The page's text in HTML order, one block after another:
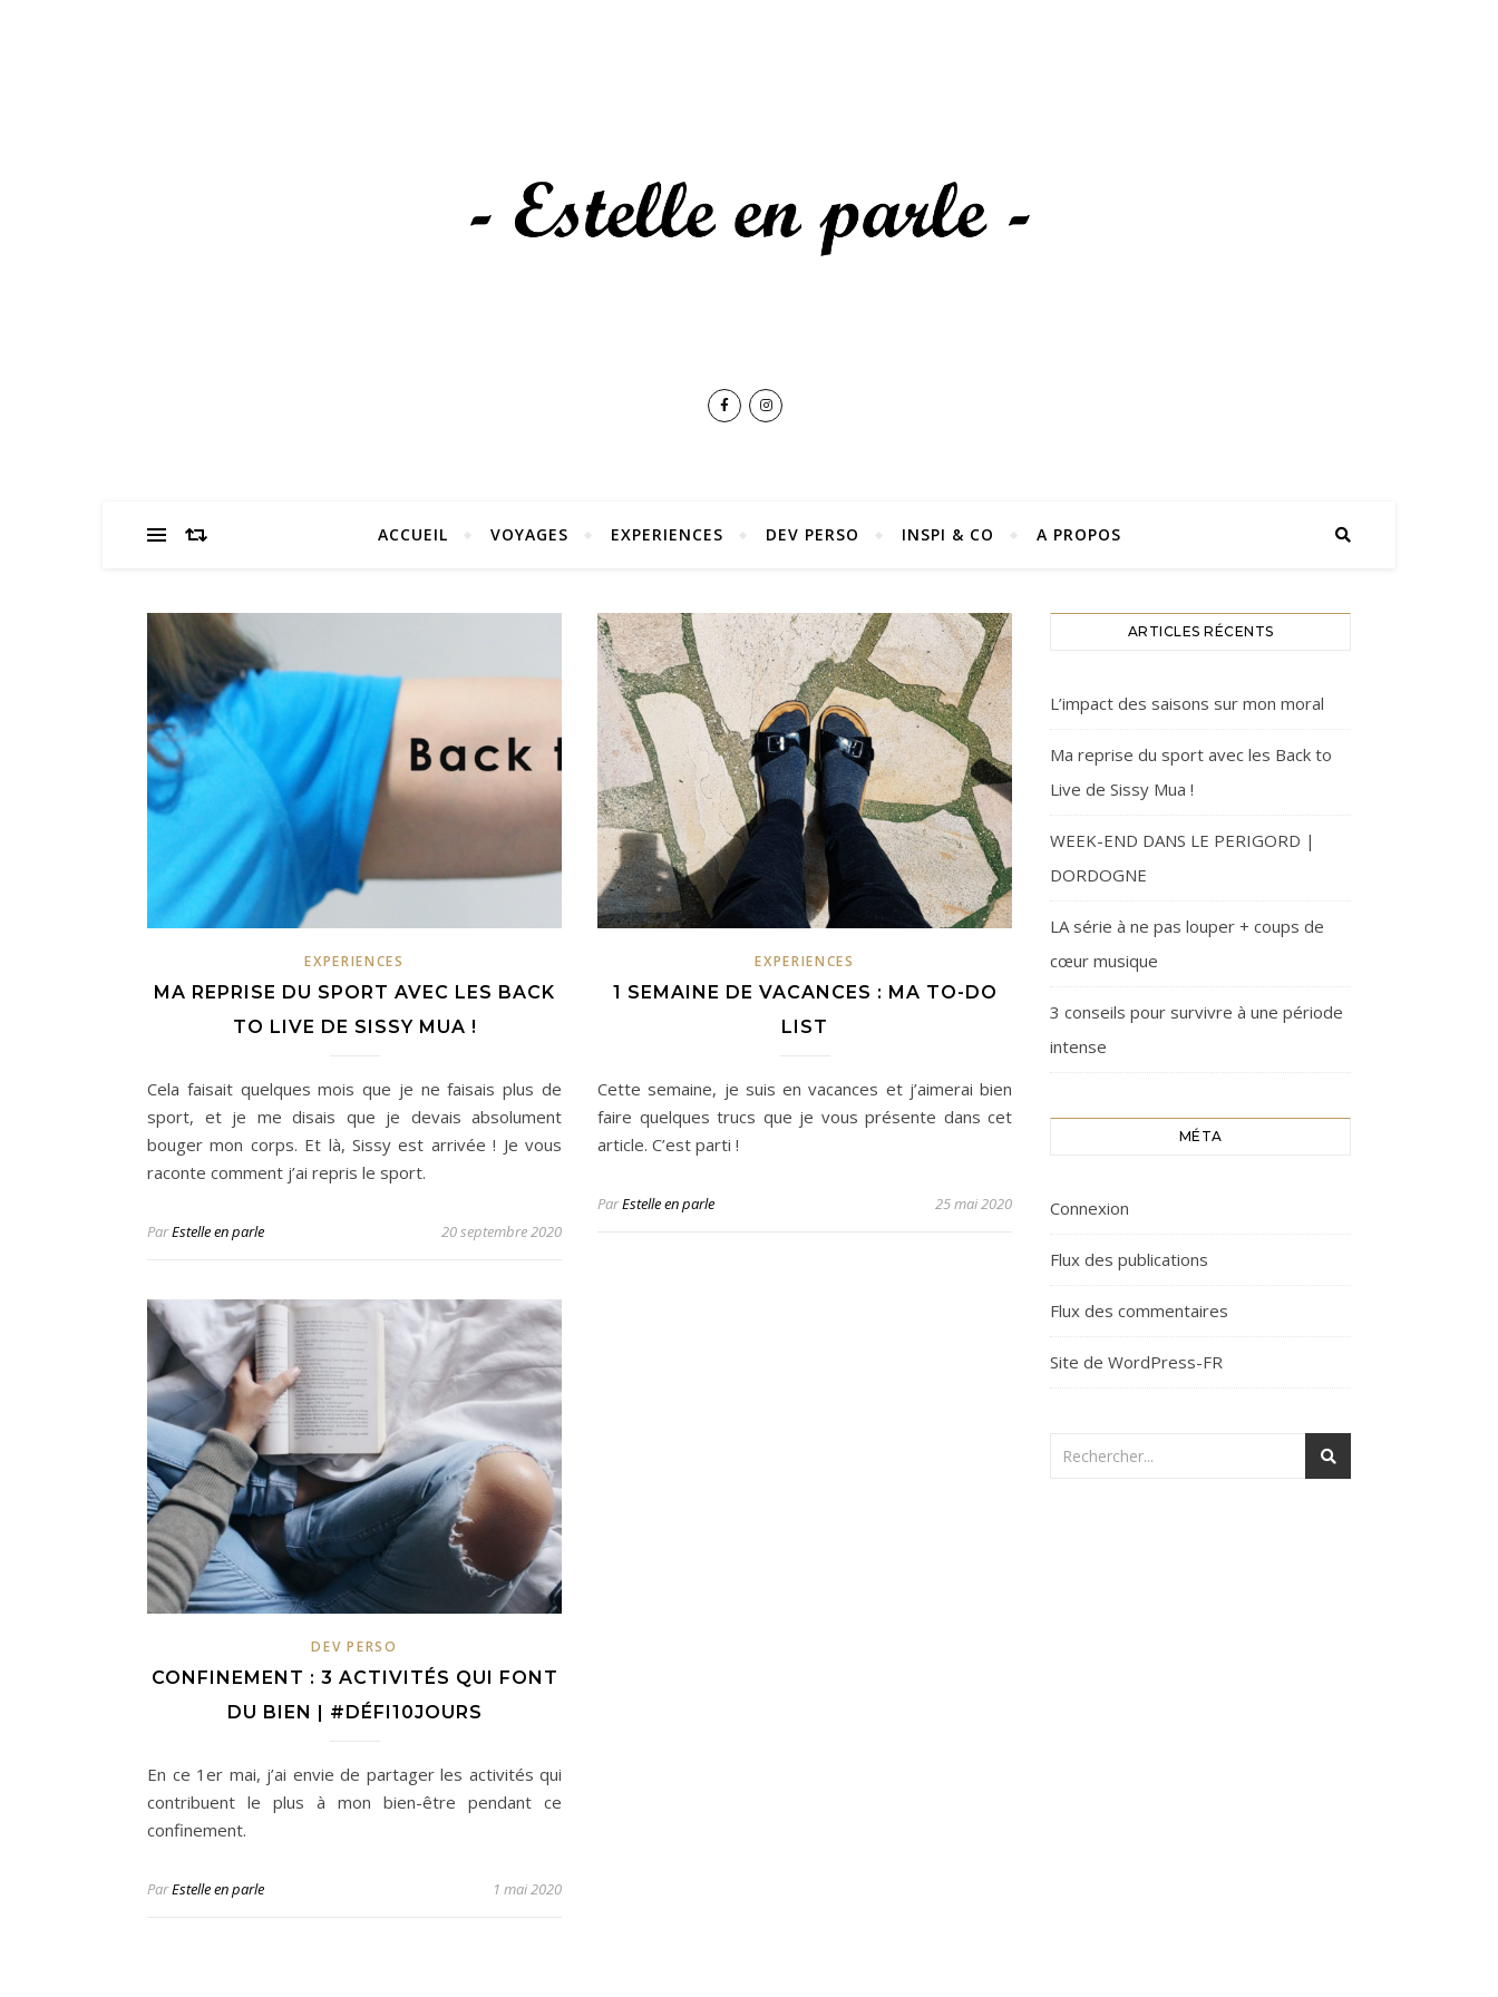
ACCUEIL VOYAGES EXPERIENCES DEV PERSO INSPI & CO A PROPOS
EXPERIENCES
MA REPRISE DU SPORT AVEC LES BACK
TO LIVE DE SISSY MUA !
Cela faisait quelques mois que je ne faisais plus de
sport, et je me disais que je devais absolument
bouger mon corps. Et là, Sissy est arrivée ! Je vous
raconte comment j’ai repris le sport.
ParEstelle en parle 20 septembre 2020
EXPERIENCES
1 SEMAINE DE VACANCES : MA TO-DO
LIST
Cette semaine, je suis en vacances et j’aimerai bien
faire quelques trucs que je vous présente dans cet
article. C’est parti !
ParEstelle en parle 25 mai 2020
DEV PERSO
CONFINEMENT : 3 ACTIVITÉS QUI FONT
DU BIEN | #DÉFI10JOURS
En ce 1er mai, j’ai envie de partager les activités qui
contribuent le plus à mon bien-être pendant ce
confinement.
ParEstelle en parle 1 mai 2020
ARTICLES RÉCENTS
L’impact des saisons sur mon moral
Ma reprise du sport avec les Back to
Live de Sissy Mua !
WEEK-END DANS LE PERIGORD |
DORDOGNE
LA série à ne pas louper + coups de
cœur musique
3 conseils pour survivre à une période
intense
MÉTA
Connexion
Flux des publications
Flux des commentaires
Site de WordPress-FR